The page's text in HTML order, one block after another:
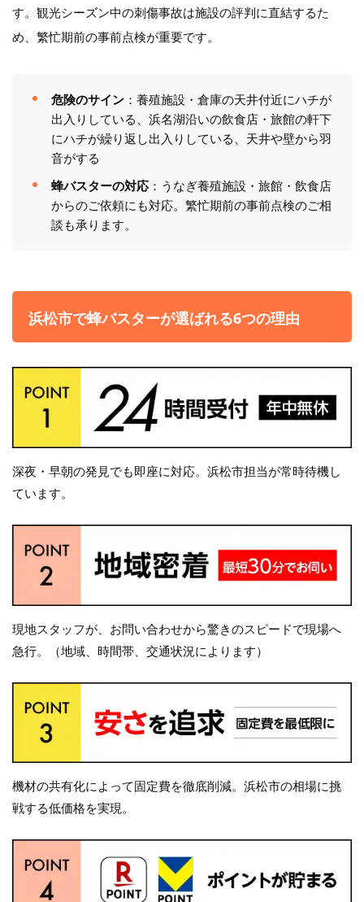
す。観光シーズン中の刺傷事故は施設の評判に直結するた
め、繁忙期前の事前点検が重要です。
危険のサイン：養殖施設・倉庫の天井付近にハチが
出入りしている、浜名湖沿いの飲食店・旅館の軒下
にハチが繰り返し出入りしている、天井や壁から羽
音がする
蜂バスターの対応：うなぎ養殖施設・旅館・飲食店
からのご依頼にも対応。繁忙期前の事前点検のご相
談も承ります。
浜松市で蜂バスターが選ばれる6つの理由
深夜・早朝の発見でも即座に対応。浜松市担当が常時待機し
ています。
現地スタッフが、お問い合わせから驚きのスピードで現場へ
急行。（地域、時間帯、交通状況によります）
機材の共有化によって固定費を徹底削減。浜松市の相場に挑
戦する低価格を実現。